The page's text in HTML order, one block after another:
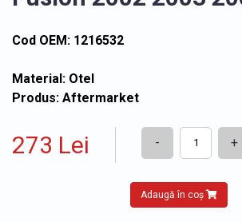
Cod OEM: 1216532
Material: Otel
Produs: Aftermarket
273 Lei - +
Adaugă în coș